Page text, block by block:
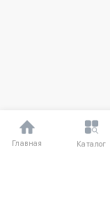
Главная Каталог